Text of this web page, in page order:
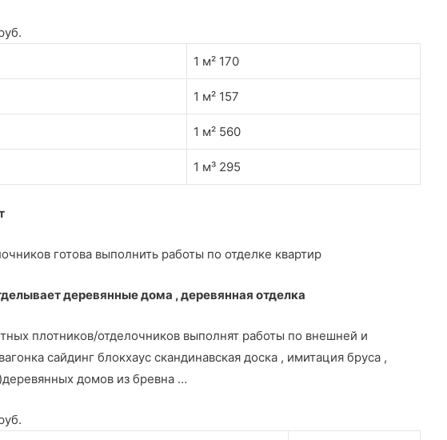
1 м² 170
1 м² 157
1 м² 560
1 м³ 295
готова выполнить работы по отделке квартир
деревянные дома , деревянная отделка
плотников/отделочников выполнят работы по внешней и
сайдинг блокхаус скандинавская доска , имитация бруса ,
домов из бревна …